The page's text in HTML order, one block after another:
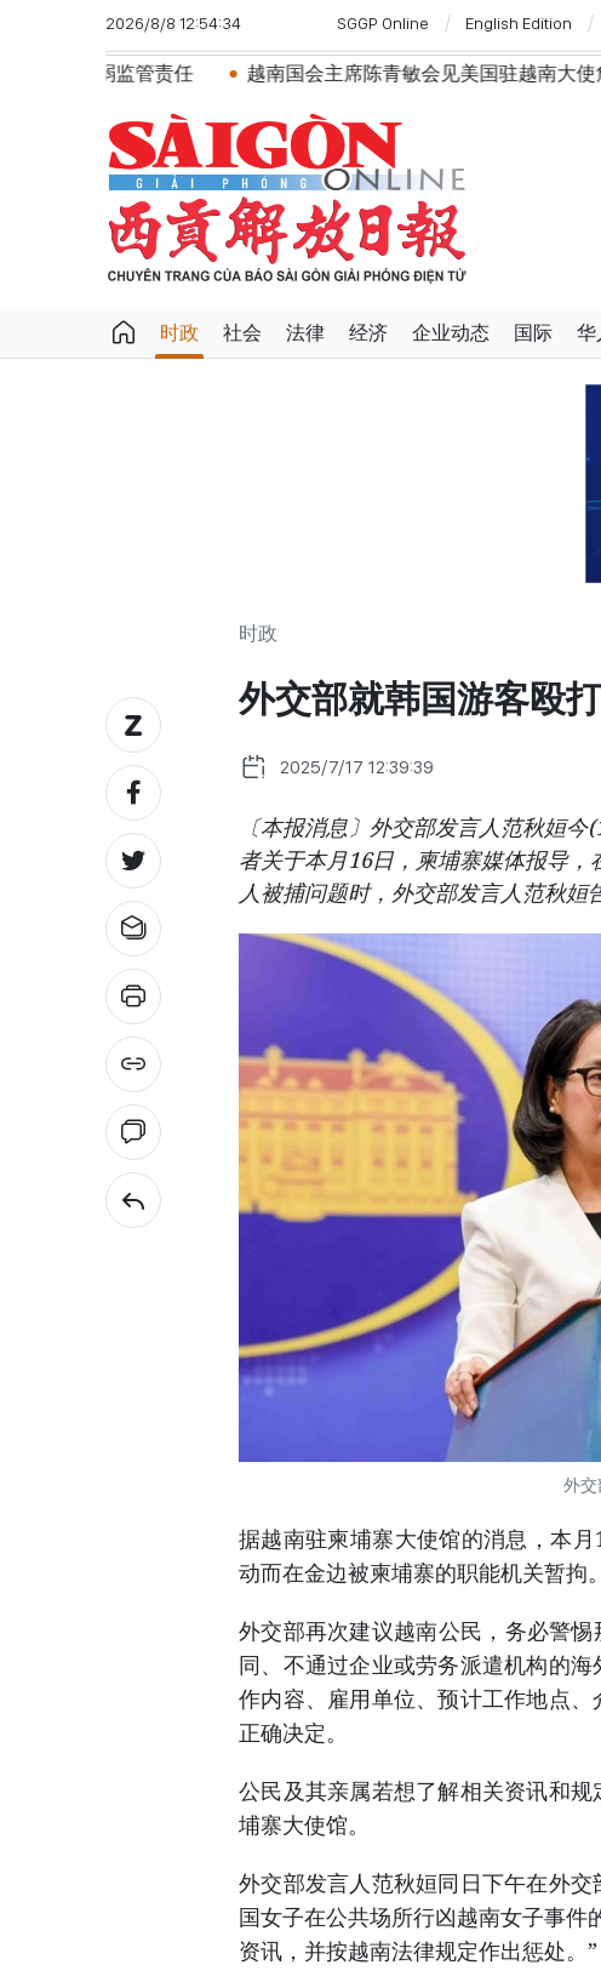
2026/8/8 12:54:34 SGGP Online English Edition
越南国会主席陈青敏会见美国驻越南大使詹妮弗·威克斯
时政 社会 法律 经济 企业动态 国际 华
时政
外交部就韩国游客殴
2025/7/17 12:39:39
〔本报消息〕外交部发言人范秋姮
者关于本月16日，柬埔寨媒体报导
人被捕问题时，外交部发言人范秋姮
外交
据越南驻柬埔寨大使馆的消息，本
动而在金边被柬埔寨的职能机关暂拘。
外交部再次建议越南公民，务必警
同、不通过企业或劳务派遣机构的
作内容、雇用单位、预计工作地点
正确决定。
公民及其亲属若想了解相关资讯和
埔寨大使馆。
外交部发言人范秋姮同日下午在外
国女子在公共场所行凶越南女子事件
资讯，并按越南法律规定作出惩处。”